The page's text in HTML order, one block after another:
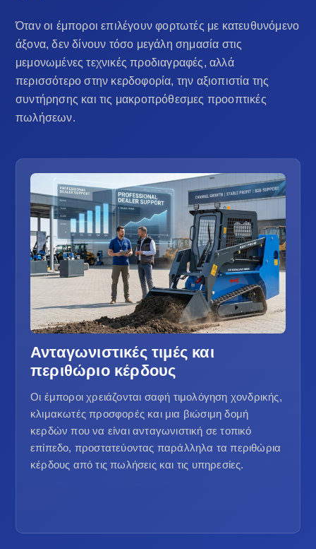
Όταν οι έμποροι επιλέγουν φορτωτές με κατευθυνόμενο
άξονα, δεν δίνουν τόσο μεγάλη σημασία στις
μεμονωμένες τεχνικές προδιαγραφές, αλλά
περισσότερο στην κερδοφορία, την αξιοπιστία της
συντήρησης και τις μακροπρόθεσμες προοπτικές
πωλήσεων.
Ανταγωνιστικές τιμές και
περιθώριο κέρδους
Οι έμποροι χρειάζονται σαφή τιμολόγηση χονδρικής,
κλιμακωτές προσφορές και μια βιώσιμη δομή
κερδών που να είναι ανταγωνιστική σε τοπικό
επίπεδο, προστατεύοντας παράλληλα τα περιθώρια
κέρδους από τις πωλήσεις και τις υπηρεσίες.